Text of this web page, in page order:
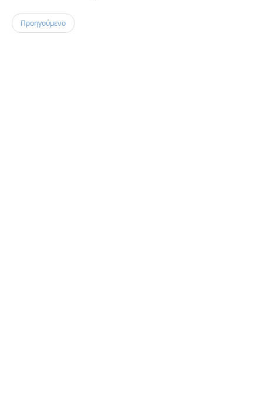
Προηγούμενο